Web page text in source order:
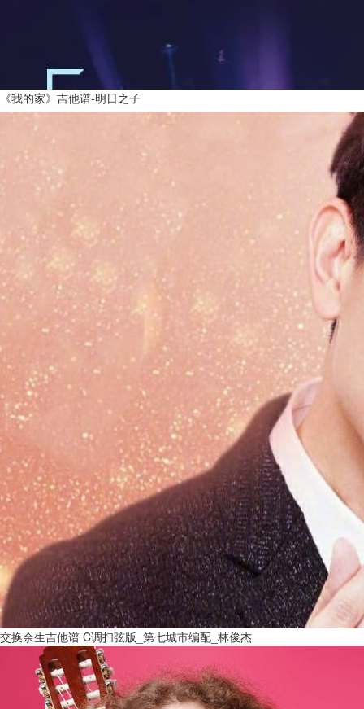
《我的家》吉他谱-明日之子
交换余生吉他谱 C调扫弦版_第七城市编配_林俊杰